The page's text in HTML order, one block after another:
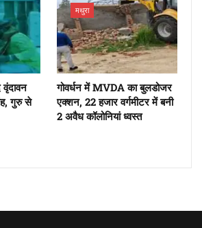
वृंदावन
गुरु से
मथुरा
गोवर्धन में MVDA का बुलडोजर
एक्शन, 22 हजार वर्गमीटर में बनी
2 अवैध कॉलोनियां ध्वस्त